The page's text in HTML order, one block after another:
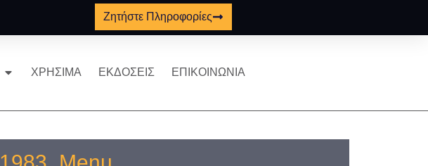
Ζητήστε Πληροφορίες
ΧΡΗΣΙΜΑ ΕΚΔΟΣΕΙΣ ΕΠΙΚΟΙΝΩΝΙΑ